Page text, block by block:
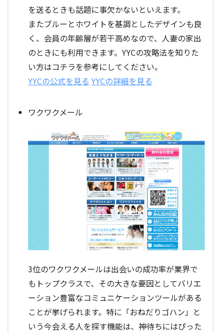
を送るときも話題に事欠かないといえます。
またブルーとホワイトを基調としたデザインも良
く、会員の年齢層が若干高めなので、人妻の家出
のときにも利用できます。YYCの攻略法を知りた
い方はコチラを参考にしてください。
YYCの公式を見る YYCの詳細を見る
ワクワクメール
3位のワクワクメールは出会いの成功率が業界で
もトップクラスで、その大きな要因としてバリエ
ーション豊富なコミュニケーションツールがある
ことが挙げられます。特に「おねだりゴハン」と
いう今会える人を探す機能は、神待ちにはぴった